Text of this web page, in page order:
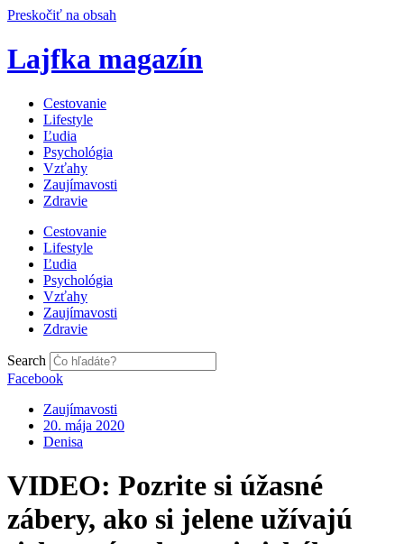
Preskočiť na obsah
Lajfka magazín
Cestovanie
Lifestyle
Ľudia
Psychológia
Vzťahy
Zaujímavosti
Zdravie
Cestovanie
Lifestyle
Ľudia
Psychológia
Vzťahy
Zaujímavosti
Zdravie
Search
Facebook
Zaujímavosti
20. mája 2020
Denisa
VIDEO: Pozrite si úžasné
zábery, ako si jelene užívajú